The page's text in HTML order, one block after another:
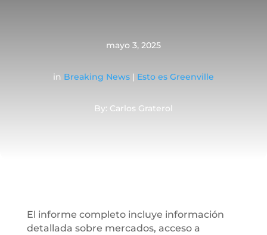
mayo 3, 2025
in Breaking News| Esto es Greenville
By: Carlos Graterol
El informe completo incluye información
detallada sobre mercados, acceso a